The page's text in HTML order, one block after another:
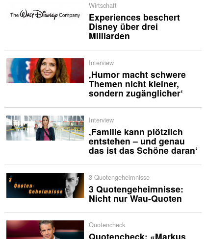
Wirtschaft
Experiences beschert
Disney über drei
Milliarden
Interview
‚Humor macht schwere
Themen nicht kleiner,
sondern zugänglicher‘
Interview
‚Familie kann plötzlich
entstehen – und genau
das ist das Schöne daran‘
3 Quotengeheimnisse
3 Quotengeheimnisse:
Nicht nur Wau-Quoten
Quotencheck
Quotencheck: «Markus